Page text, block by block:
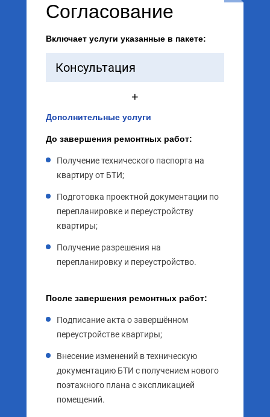
Согласование
Включает услуги указанные в пакете:
Консультация
+
Дополнительные услуги
До завершения ремонтных работ:
Получение технического паспорта на
квартиру от БТИ;
Подготовка проектной документации по
перепланировке и переустройству
квартиры;
Получение разрешения на
перепланировку и переустройство.
После завершения ремонтных работ:
Подписание акта о завершённом
переустройстве квартиры;
Внесение изменений в техническую
документацию БТИ с получением нового
поэтажного плана с экспликацией
помещений.